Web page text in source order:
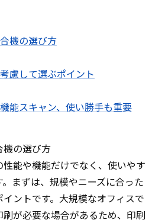
機の選び方
慮して選ぶポイント
能スキャン、使い勝手も重要
機の選び方
能や機能だけでなく、使いやす
まずは、規模やニーズに合った
ントです。大規模なオフィスで
が必要な場合があるため、印刷